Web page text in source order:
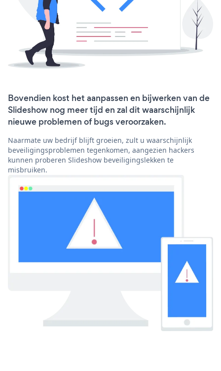
Bovendien kost het aanpassen en bijwerken van de
Slideshow nog meer tijd en zal dit waarschijnlijk
nieuwe problemen of bugs veroorzaken.
Naarmate uw bedrijf blijft groeien, zult u waarschijnlijk
beveiligingsproblemen tegenkomen, aangezien hackers
kunnen proberen Slideshow beveiligingslekken te
misbruiken.